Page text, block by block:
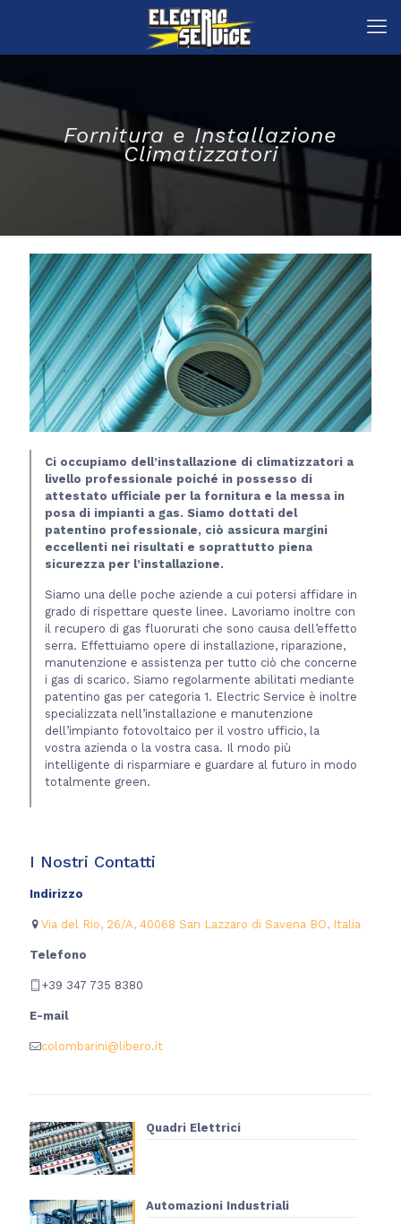
Fornitura e Installazione
Climatizzatori
Ci occupiamo dell’installazione di climatizzatori a
livello professionale poiché in possesso di
attestato ufficiale per la fornitura e la messa in
posa di impianti a gas. Siamo dottati del
patentino professionale, ciò assicura margini
eccellenti nei risultati e soprattutto piena
sicurezza per l’installazione.
Siamo una delle poche aziende a cui potersi affidare in
grado di rispettare queste linee. Lavoriamo inoltre con
il recupero di gas fluorurati che sono causa dell’effetto
serra. Effettuiamo opere di installazione, riparazione,
manutenzione e assistenza per tutto ciò che concerne
i gas di scarico. Siamo regolarmente abilitati mediante
patentino gas per categoria 1. Electric Service è inoltre
specializzata nell’installazione e manutenzione
dell’impianto fotovoltaico per il vostro ufficio, la
vostra azienda o la vostra casa. Il modo più
intelligente di risparmiare e guardare al futuro in modo
totalmente green.
I Nostri Contatti
Indirizzo
Via del Rio, 26/A, 40068 San Lazzaro di Savena BO, Italia
Telefono
+39 347 735 8380
E-mail
colombarini@libero.it
Quadri Elettrici
Automazioni Industriali